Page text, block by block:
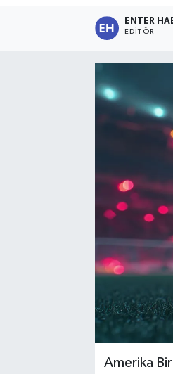
ENTER
EDITÖR
Amerika
KÜLTÜR SANAT
FRAGMANLAR